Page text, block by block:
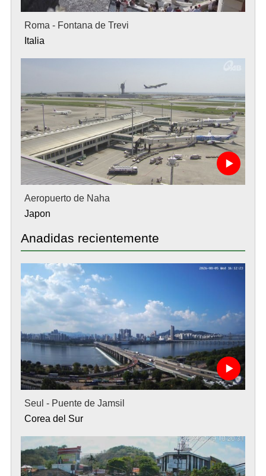
Roma - Fontana de Trevi
Italia
Aeropuerto de Naha
Japon
Anadidas recientemente
Seul - Puente de Jamsil
Corea del Sur